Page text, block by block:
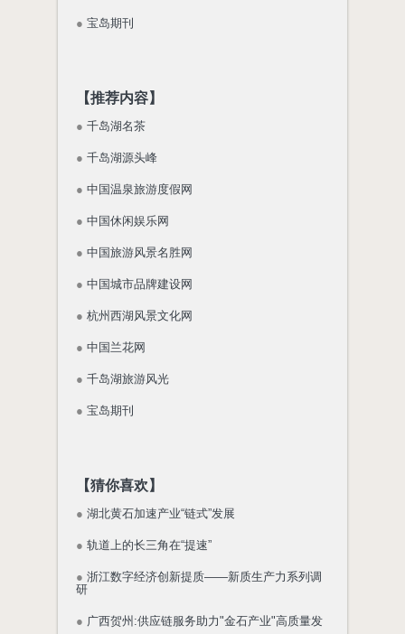
● 宝岛期刊
【推荐内容】
● 千岛湖名茶
● 千岛湖源头峰
● 中国温泉旅游度假网
● 中国休闲娱乐网
● 中国旅游风景名胜网
● 中国城市品牌建设网
● 杭州西湖风景文化网
● 中国兰花网
● 千岛湖旅游风光
● 宝岛期刊
【猜你喜欢】
● 湖北黄石加速产业“链式”发展
● 轨道上的长三角在“提速”
● 浙江数字经济创新提质——新质生产力系列调
研
● 广西贺州:供应链服务助力"金石产业"高质量发